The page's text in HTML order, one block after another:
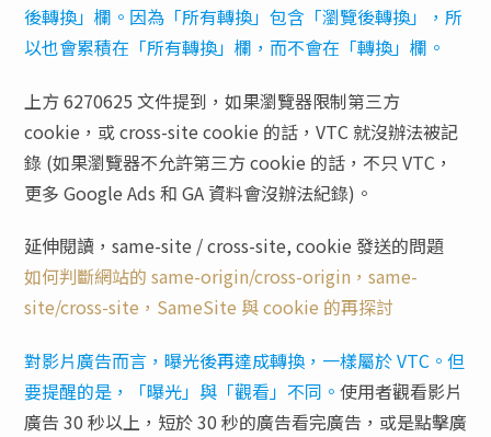
後轉換」欄。因為「所有轉換」包含「瀏覽後轉換」，所
以也會累積在「所有轉換」欄，而不會在「轉換」欄。
上方 6270625 文件提到，如果瀏覽器限制第三方
cookie，或 cross-site cookie 的話，VTC 就沒辦法被記
錄 (如果瀏覽器不允許第三方 cookie 的話，不只 VTC，
更多 Google Ads 和 GA 資料會沒辦法紀錄)。
延伸閱讀，same-site / cross-site, cookie 發送的問題
如何判斷網站的 same-origin/cross-origin，same-
site/cross-site，SameSite 與 cookie 的再探討
對影片廣告而言，曝光後再達成轉換，一樣屬於 VTC。但
要提醒的是，「曝光」與「觀看」不同。 使用者觀看影片
廣告 30 秒以上，短於 30 秒的廣告看完廣告，或是點擊廣